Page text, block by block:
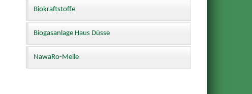
Biokraftstoffe
Biogasanlage Haus Düsse
NawaRo-Meile